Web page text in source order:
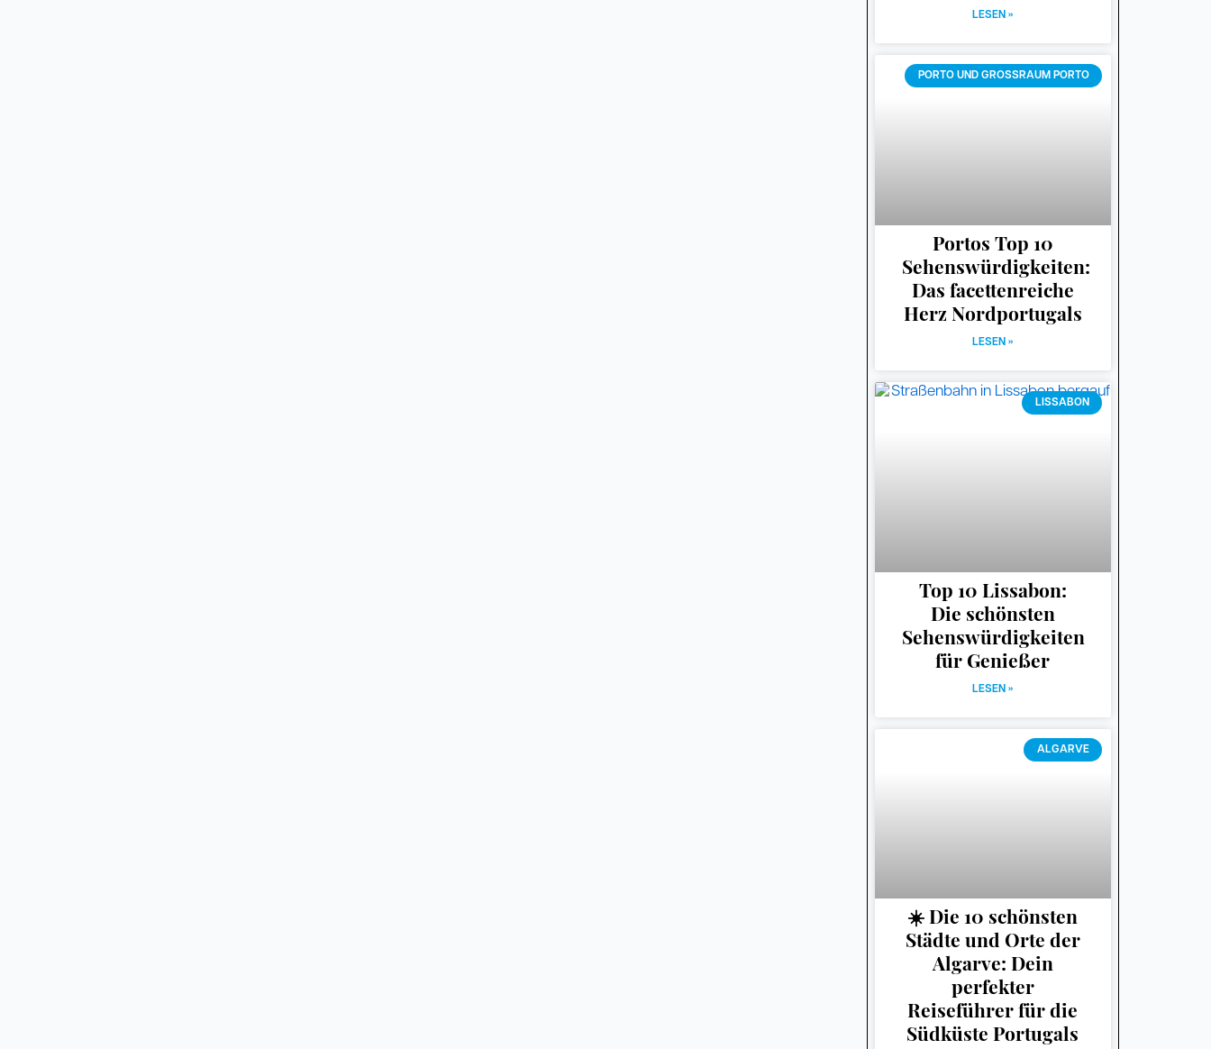
LESEN »
PORTO UND GROSSRAUM PORTO
Portos Top 10
Sehenswürdigkeiten:
Das facettenreiche
Herz Nordportugals
LESEN »
LISSABON
Top 10 Lissabon:
Die schönsten
Sehenswürdigkeiten
für Genießer
LESEN »
ALGARVE
☀️ Die 10 schönsten
Städte und Orte der
Algarve: Dein
perfekter
Reiseführer für die
Südküste Portugals